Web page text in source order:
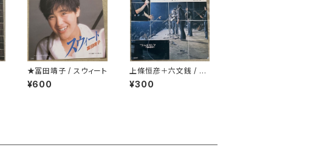
★冨田靖子 / スウィート
¥600
上條恒彦＋六文銭 / 出
発の歌 -失なわれた時
を求めて-
¥300